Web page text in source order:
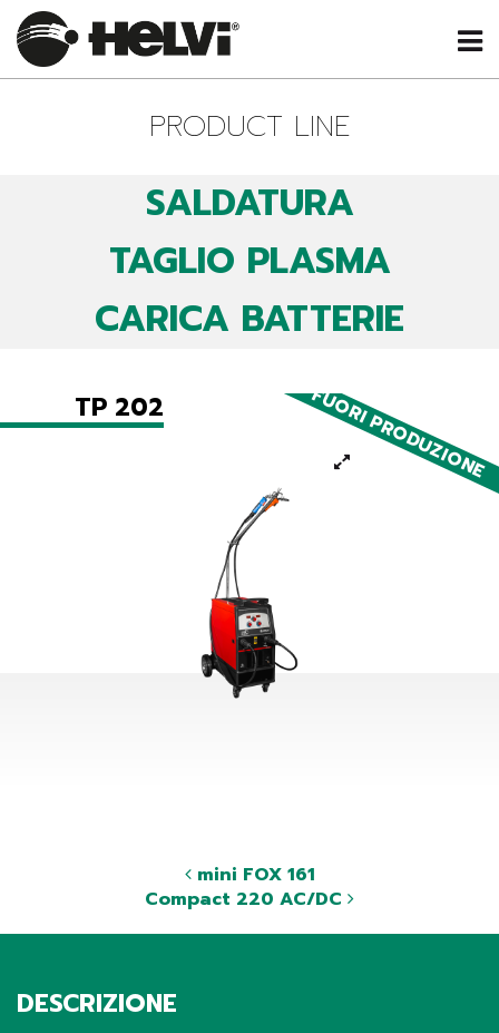
PRODUCT LINE
SALDATURA
TAGLIO PLASMA
CARICA BATTERIE
FUORI PRODUZIONE
TP 202
mini FOX 161
Compact 220 AC/DC
DESCRIZIONE